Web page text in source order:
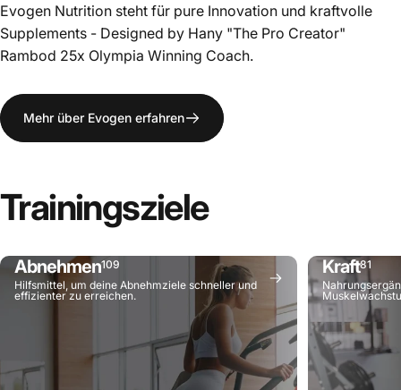
Evogen Nutrition steht für pure Innovation und kraftvolle
Supplements - Designed by Hany "The Pro Creator"
Rambod 25x Olympia Winning Coach.
Mehr über Evogen erfahren
Trainingsziele
Abnehmen109
Hilfsmittel, um deine Abnehmziele schneller und
effizienter zu erreichen.
Kraft81